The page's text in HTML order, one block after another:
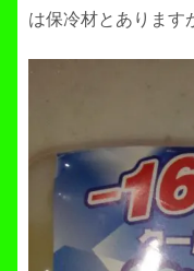
は保冷材とあります